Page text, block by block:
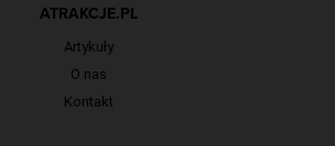
ATRAKCJE.PL
Artykuły
O nas
Kontakt